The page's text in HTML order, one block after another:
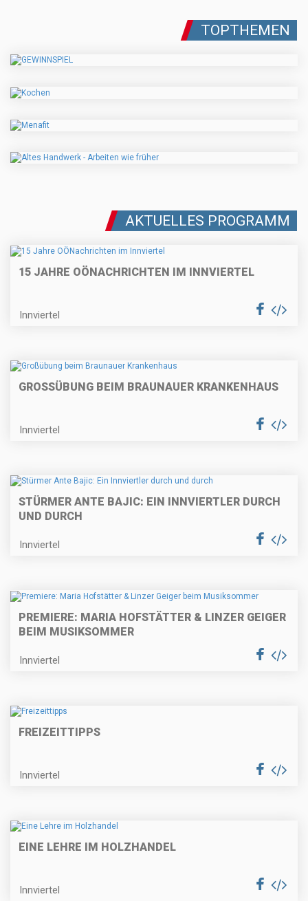
TOPTHEMEN
AKTUELLES PROGRAMM
15 JAHRE OÖNACHRICHTEN IM INNVIERTEL
Innviertel
GROSSÜBUNG BEIM BRAUNAUER KRANKENHAUS
Innviertel
STÜRMER ANTE BAJIC: EIN INNVIERTLER DURCH
UND DURCH
Innviertel
PREMIERE: MARIA HOFSTÄTTER & LINZER GEIGER
BEIM MUSIKSOMMER
Innviertel
FREIZEITTIPPS
Innviertel
EINE LEHRE IM HOLZHANDEL
Innviertel